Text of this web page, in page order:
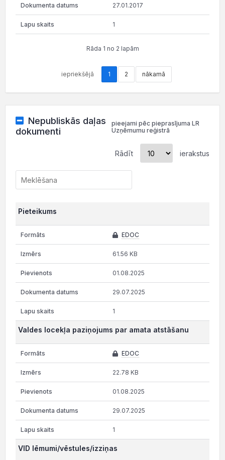
27.01.2017
1
Rāda 1 no 2 lapām
iepriekšējā 1 2 nākamā
Nepubliskās daļas
dokumenti
pieejami pēc pieprasījuma LR
Uzņēmumu reģistrā
Rādīt ierakstus
Pieteikums
EDOC
61.56 KB
01.08.2025
29.07.2025
1
Valdes locekļa paziņojums par amata atstāšanu
EDOC
22.78 KB
01.08.2025
29.07.2025
1
VID lēmumi/vēstules/izziņas